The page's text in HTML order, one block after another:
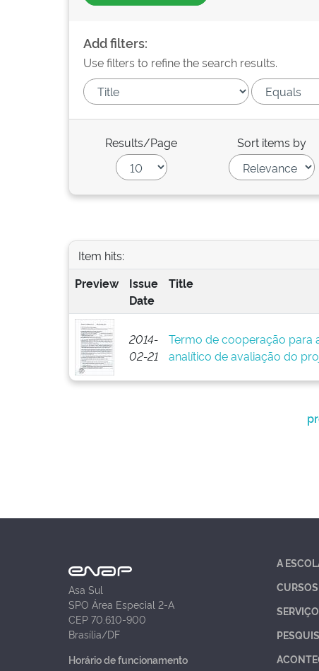
Add filters:
Use filters to refine the search results.
Results/Page Sort items by
Item hits:
Preview
Issue
Date
Title
2014-
02-21
Termo de cooperação para
analítico de avaliação do
Asa Sul
SPO Área Especial 2-A
CEP 70.610-900
Brasília/DF
Horário de funcionamento
A
CURSOS